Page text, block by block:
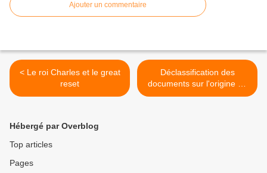
Ajouter un commentaire
< Le roi Charles et le great
reset
Déclassification des
documents sur l'origine du
covid votée par le Congrès
Hébergé par Overblog
Top articles
Pages